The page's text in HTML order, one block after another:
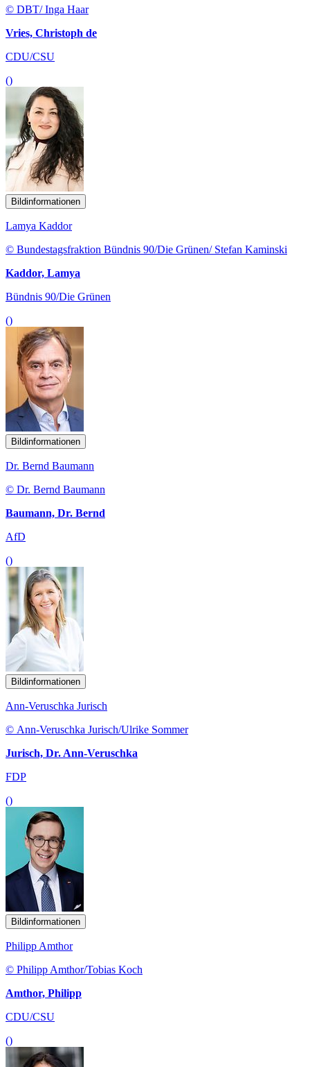
© DBT/ Inga Haar
Vries, Christoph de
CDU/CSU
()
Bildinformationen
Lamya Kaddor
© Bundestagsfraktion Bündnis 90/Die Grünen/ Stefan Kaminski
Kaddor, Lamya
Bündnis 90/Die Grünen
()
Bildinformationen
Dr. Bernd Baumann
© Dr. Bernd Baumann
Baumann, Dr. Bernd
AfD
()
Bildinformationen
Ann-Veruschka Jurisch
© Ann-Veruschka Jurisch/Ulrike Sommer
Jurisch, Dr. Ann-Veruschka
FDP
()
Bildinformationen
Philipp Amthor
© Philipp Amthor/Tobias Koch
Amthor, Philipp
CDU/CSU
()